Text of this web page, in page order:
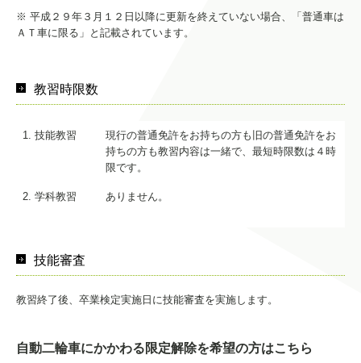
※ 平成２９年３月１２日以降に更新を終えていない場合、「普通車は
ＡＴ車に限る」と記載されています。
教習時限数
1. 技能教習
現行の普通免許をお持ちの方も旧の普通免許をお
持ちの方も教習内容は一緒で、最短時限数は４時
限です。
2. 学科教習 ありません。
技能審査
教習終了後、卒業検定実施日に技能審査を実施します。
自動二輪車にかかわる限定解除を希望の方はこちら